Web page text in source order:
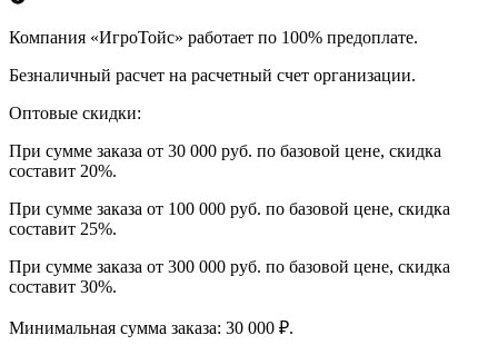
Компания «ИгроТойс» работает по 100% предоплате.
Безналичный расчет на расчетный счет организации.
Оптовые скидки:
При сумме заказа от 30 000 руб. по базовой цене, скидка
составит 20%.
При сумме заказа от 100 000 руб. по базовой цене, скидка
составит 25%.
При сумме заказа от 300 000 руб. по базовой цене, скидка
составит 30%.
Минимальная сумма заказа: 30 000 ₽.